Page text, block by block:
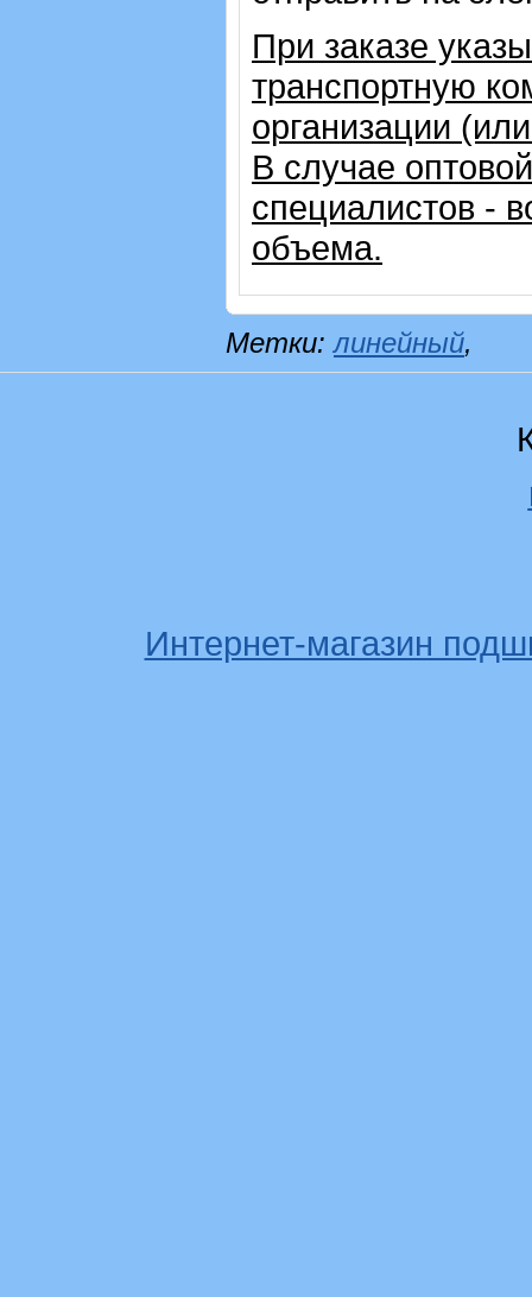
При заказе
транспортную
организации
В случае
специалистов -
объема.
Метки:линейный,
Интернет-магазин